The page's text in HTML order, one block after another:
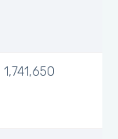
1,741,650